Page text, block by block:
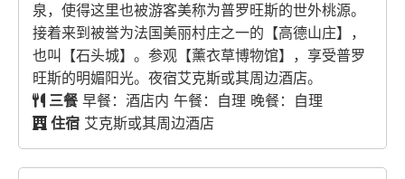
泉，使得这里也被游客美称为普罗旺斯的世外桃源。
接着来到被誉为法国美丽村庄之一的【高德山庄】，
也叫【石头城】。参观【薰衣草博物馆】，享受普罗
旺斯的明媚阳光。夜宿艾克斯或其周边酒店。
三餐 早餐：酒店内 午餐：自理 晚餐：自理
住宿 艾克斯或其周边酒店